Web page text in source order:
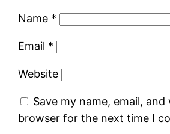
Name *
Email *
Website
Save my name, email,
browser for the next time I